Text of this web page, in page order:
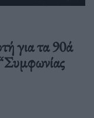
για τα 90ά